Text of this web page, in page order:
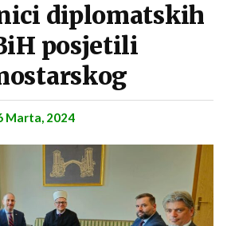
diplomatskih
posjetili
Marta, 2024